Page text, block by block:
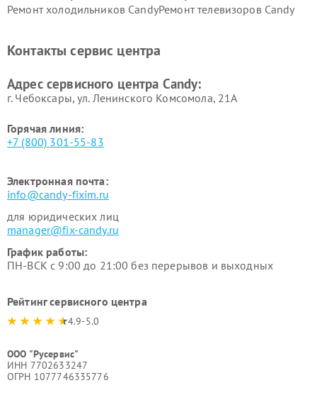
Ремонт холодильников CandyРемонт телевизоров Candy
Контакты сервис центра
Адрес сервисного центра Candy:
г. Чебоксары, ул. Ленинского Комсомола, 21А
Горячая линия:
+7 (800) 301-55-83
Электронная почта:
info@candy-fixim.ru
для юридических лиц
manager@fix-candy.ru
График работы:
ПН-ВСК с 9:00 до 21:00 без перерывов и выходных
Рейтинг сервисного центра
4.9-5.0
ООО "Русервис"
ИНН 7702633247
ОГРН 1077746335776